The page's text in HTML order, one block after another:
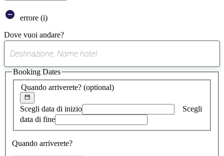
errore (i)
Dove vuoi andare?
suggerimento
trovato
Quando arriverete? (optional)
Scegli data di inizio
Scegli
data di fine
Quando arriverete?
Booking Dates